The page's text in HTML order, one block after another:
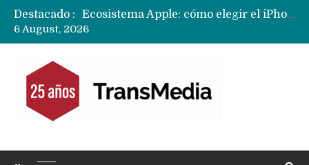
Destacado :
Ecosistema Apple: cómo elegir el iPhone según tu uso
Apple dice que más ex empleados se llevaron datos confidenciales a OpenAI
6 August, 2026